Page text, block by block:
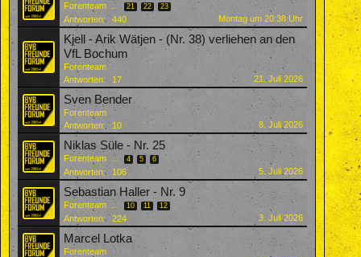
Forenteam ... 21 22 23
Antworten: 440 Montag um 20:38 Uhr
Kjell - Arik Wätjen - (Nr. 38) verliehen an den
VfL Bochum
Forenteam
Antworten:
17 21. Juli 2026
Sven Bender
Forenteam
Antworten:
10 8. Juli 2026
Niklas Süle - Nr. 25
Forenteam ... 4 5 6
Antworten: 106 5. Juli 2026
Sebastian Haller - Nr. 9
Forenteam ... 10 11 12
Antworten: 224 3. Juli 2026
Marcel Lotka
Forenteam